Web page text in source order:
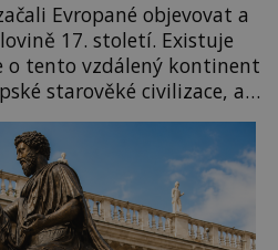
Evropané objevovat a
17. století. Existuje
o tento vzdálený kontinent
starověké civilizace, a
od starověku kartografové
kontinent Terra
Do jisté míry to byl